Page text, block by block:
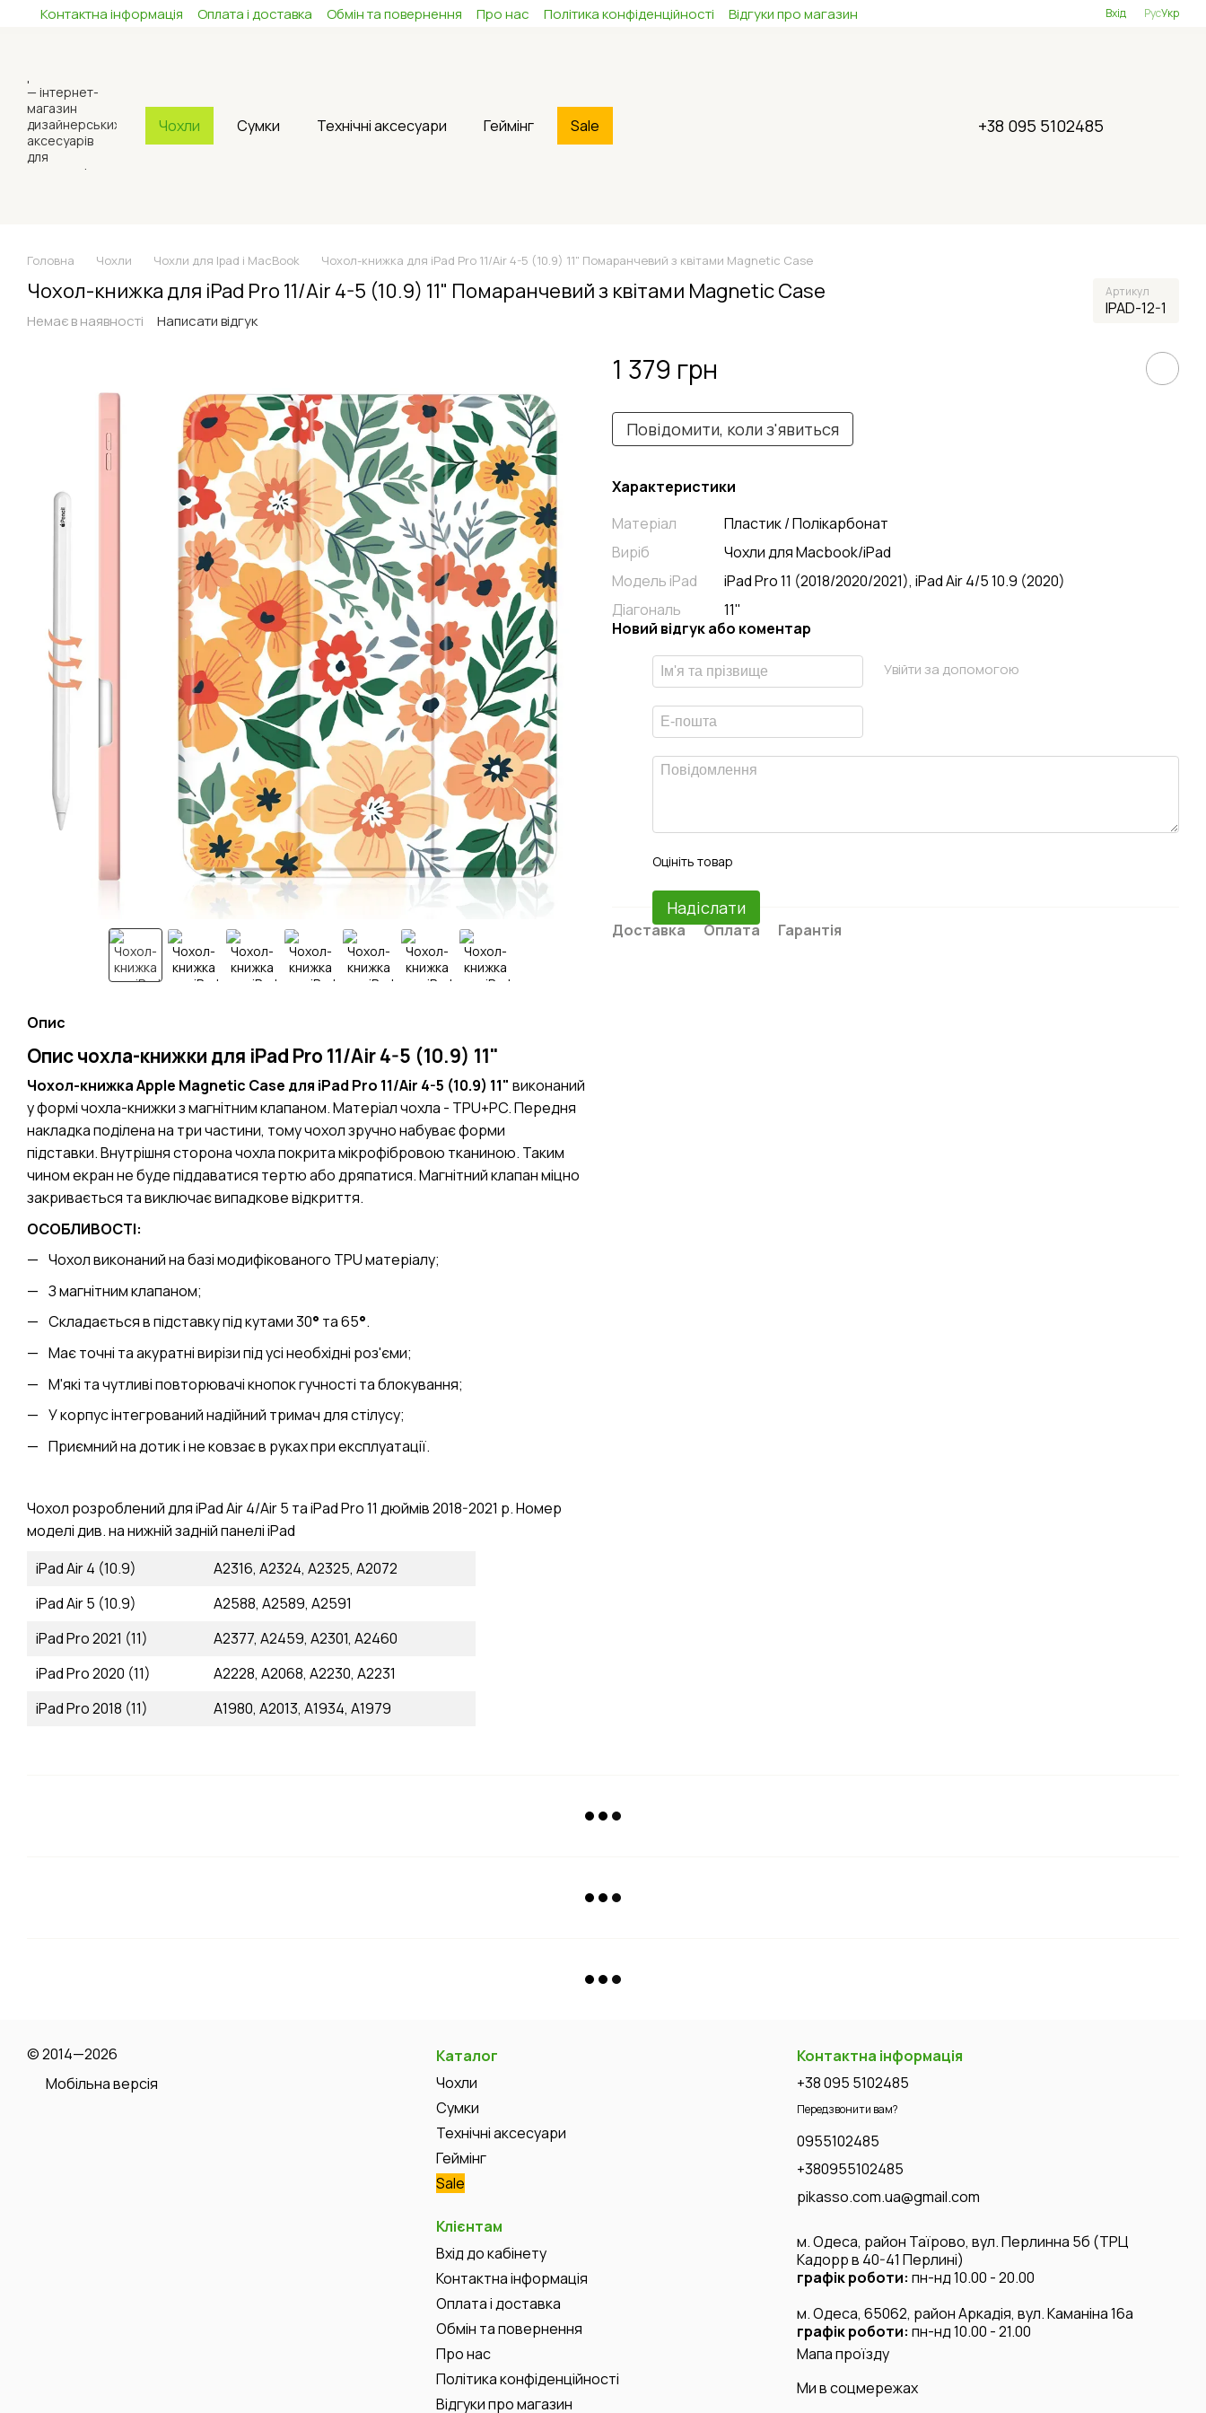
Перейти до основного контенту
Контактна інформація Оплата і доставка Обмін та повернення Про нас Політика конфіденційності Відгуки про магазин Вхід РусУкр
Чохли Сумки Технічні аксесуари Геймінг Sale +38 095 5102485
Головна Чохли Чохли для Ipad і MacBook Чохол-книжка для iPad Pro 11/Air 4-5 (10.9) 11" Помаранчевий з квітами Magnetic Case
Чохол-книжка для iPad Pro 11/Air 4-5 (10.9) 11" Помаранчевий з квітами Magnetic Case Артикул
IPAD-12-1
Немає в наявності Написати відгук
Опис
Опис чохла-книжки для iPad Pro 11/Air 4-5 (10.9) 11"
Чохол-книжка Apple Magnetic Case для iPad Pro 11/Air 4-5 (10.9) 11" виконаний
у формі чохла-книжки з магнітним клапаном. Матеріал чохла - TPU+PC. Передня
накладка поділена на три частини, тому чохол зручно набуває форми
підставки. Внутрішня сторона чохла покрита мікрофібровою тканиною. Таким
чином екран не буде піддаватися тертю або дряпатися. Магнітний клапан міцно
закривається та виключає випадкове відкриття.
ОСОБЛИВОСТІ:
Чохол виконаний на базі модифікованого TPU матеріалу;
З магнітним клапаном;
Складається в підставку під кутами 30° та 65°.
Має точні та акуратні вирізи під усі необхідні роз'єми;
М'які та чутливі повторювачі кнопок гучності та блокування;
У корпус інтегрований надійний тримач для стілусу;
Приємний на дотик і не ковзає в руках при експлуатації.
Чохол розроблений для iPad Air 4/Air 5 та iPad Pro 11 дюймів 2018-2021 р. Номер
моделі див. на нижній задній панелі iPad
iPad Air 4 (10.9)
А2316, А2324, А2325, А2072
iPad Air 5 (10.9)
А2588, А2589, А2591
iPad Pro 2021 (11)
А2377, А2459, А2301, А2460
iPad Pro 2020 (11)
А2228, А2068, А2230, А2231
iPad Pro 2018 (11)
А1980, А2013, А1934, А1979
1 379 грн
Повідомити, коли з'явиться
Характеристики
Матеріал
Пластик / Полікарбонат
Виріб
Чохли для Macbook/iPad
Модель iPad
iPad Pro 11 (2018/2020/2021), iPad Air 4/5 10.9 (2020)
Діагональ
11"
Новий відгук або коментар
Увійти за допомогою
Оцініть товар
Надіслати
Доставка Оплата Гарантія
© 2014—2026
Мобільна версія
Каталог
Чохли
Сумки
Технічні аксесуари
Геймінг
Sale
Клієнтам
Вхід до кабінету
Контактна інформація
Оплата і доставка
Обмін та повернення
Про нас
Політика конфіденційності
Відгуки про магазин
Контактна інформація
+38 095 5102485
Передзвонити вам?
0955102485
+380955102485
pikasso.com.ua@gmail.com
м. Одеса, район Таїрово, вул. Перлинна 5б (ТРЦ
Кадорр в 40-41 Перлині)
графік роботи: пн-нд 10.00 - 20.00
м. Одеса, 65062, район Аркадія, вул. Каманіна 16а
графік роботи: пн-нд 10.00 - 21.00
Мапа проїзду
Ми в соцмережах